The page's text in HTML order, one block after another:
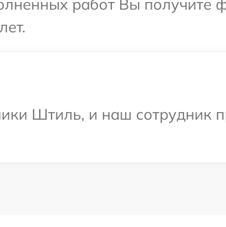
работ Вы получите
Штиль, и наш сотрудник